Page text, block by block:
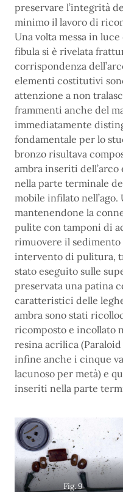
preservare l’integrità
minimo il lavoro di
Una volta messa in
fibula si è rivelata
corrispondenza
elementi costitutivi
attenzione a non
frammenti anche del
immediatamente
fondamentale per lo
bronzo risultava
ambra inseriti
nella parte terminale
mobile infilato nell’ago.
mantenendone la
pulite con tamponi di
rimuovere il sedimento
intervento di pulitura,
stato eseguito sulle
preservata una patina
caratteristici delle
ambra sono stati
ricomposto e incollato
resina acrilica
infine anche i cinque
lacunoso per metà) e
inseriti nella parte
Fig. 9